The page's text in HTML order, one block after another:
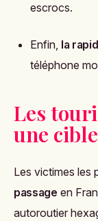
escrocs.
Enfin, la
téléphone
Les
une
Les victimes les
passage en
autoroutier